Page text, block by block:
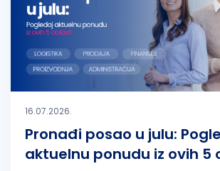
16.07.2026.
Pronađi posao u julu:
aktuelnu ponudu iz ovih 5